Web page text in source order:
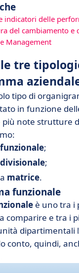
indicatori delle
del cambiamento e
Management
tre
tipo di
in funzione
più note strutture
funzionale;
divisionale;
matrice.
funzionale
è uno tra i
comparire e tra i
dipartimentali
conto, quindi,